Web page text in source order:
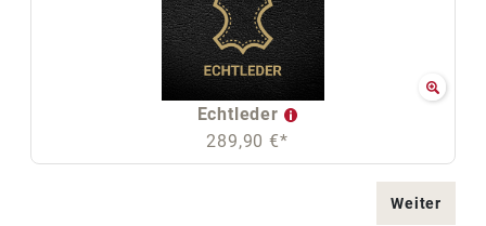
Echtleder
289,90 €*
Weiter